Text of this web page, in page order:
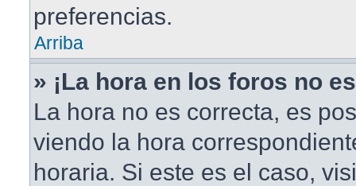
preferencias.
Arriba
» ¡La hora en los foros no
La hora no es correcta, es
viendo la hora
horaria. Si este es el caso,